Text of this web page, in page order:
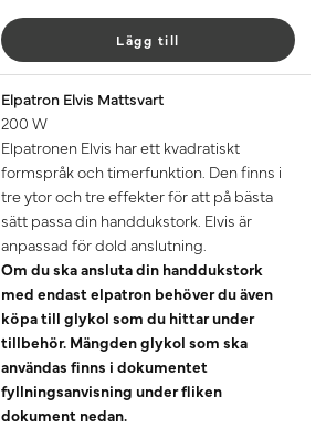
Lägg till
Elpatron Elvis Mattsvart
200 W
Elpatronen Elvis har ett kvadratiskt
formspråk och timerfunktion. Den finns i
tre ytor och tre effekter för att på bästa
sätt passa din handdukstork. Elvis är
anpassad för dold anslutning.
Om du ska ansluta din handdukstork
med endast elpatron behöver du även
köpa till glykol som du hittar under
tillbehör. Mängden glykol som ska
användas finns i dokumentet
fyllningsanvisning under fliken
dokument nedan.